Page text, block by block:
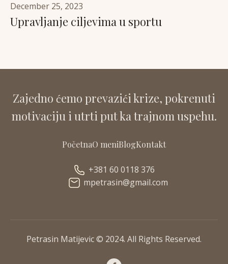
December 25, 2023
Upravljanje ciljevima u sportu
Zajedno ćemo prevazići krize, pokrenuti
motivaciju i utrti put ka trajnom uspehu.
PočetnaO meniBlogKontakt
+381 60 0118 376
mpetrasin@gmail.com
Petrasin Matijevic © 2024. All Rights Reserved.